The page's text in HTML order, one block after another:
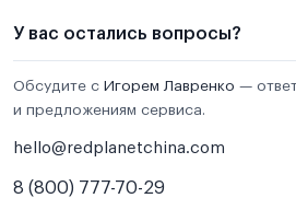
У вас остались вопросы?
Обсудите с Игорем Лавренко —
и предложениям сервиса.
hello@redplanetchina.com
8 (800) 777-70-29